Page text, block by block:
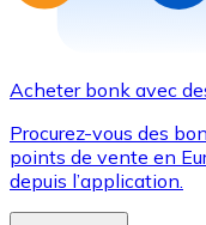
Acheter bonk avec
Procurez-vous des
points de vente en
depuis l’application.